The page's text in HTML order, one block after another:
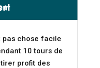
pas chose facile
10 tours de
profit des